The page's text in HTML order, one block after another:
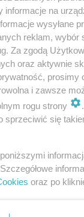
informacje na
wysyłane
reklam, wybór
Za zgodą
oraz aktywnie
prosimy
i zawsze
rogu strony
sprzeciwić się
oraz po